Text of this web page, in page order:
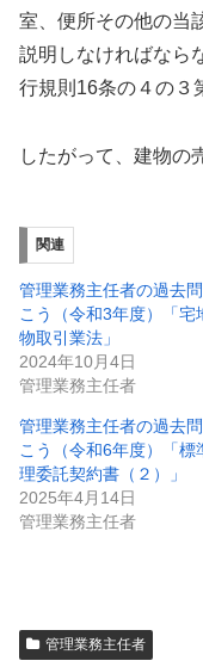
室、便所その他の当
説明しなければなら
行規則16条の４の３
したがって、建物の
関連
管理業務主任者の過去
こう（令和3年度）「宅
物取引業法」
2024年10月4日
管理業務主任者
管理業務主任者の過去
こう（令和6年度）「標
理委託契約書（２）」
2025年4月14日
管理業務主任者
管理業務主任者